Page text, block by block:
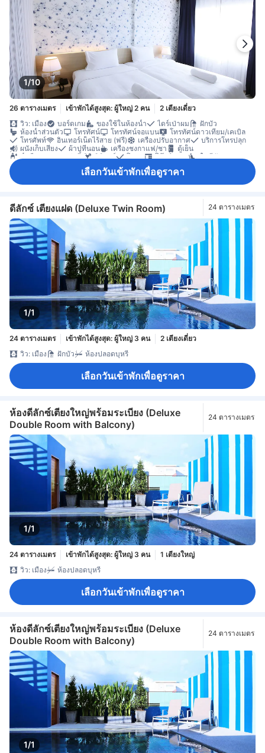
1/10
26 ตารางเมตร เข้าพักได้สูงสุด: ผู้ใหญ่ 2 คน
2 เตียงเดี่ยว
วิว: เมือง
บอร์ดเกม ของใช้ในห้องน้ำ ไดร์เป่าผม
ฝักบัว
ห้องน้ำส่วนตัว
โทรทัศน์ โทรทัศน์จอแบน
โทรทัศน์ดาวเทียม/เคเบิล
โทรศัพท์
อินเทอร์เน็ตไร้สาย (ฟรี) เครื่องปรับอากาศ
บริการโทรปลุก
ผนังเก็บเสียง
ผ้าปูที่นอน เครื่องชงกาแฟ/ชา
ตู้เย็น
น้ำดื่มบรรจุขวด (ฟรี)
มินิบาร์ โซฟา โต๊ะทำงาน
พื้นที่นั่งเล่น
ห้องเชื่อมถึงกัน ตู้เสื้อผ้า
ตู้เซฟในห้องพัก
ตู้นิรภัยสำหรับเก็บแล็ปท็อป
ห้องปลอดบุหรี่
เลือกวันเข้าพักเพื่อดูราคา
ดีลักซ์ เตียงแฝด (Deluxe Twin Room) 24 ตารางเมตร
1/1
24 ตารางเมตร เข้าพักได้สูงสุด: ผู้ใหญ่ 3 คน
2 เตียงเดี่ยว
วิว: เมือง
ฝักบัว ห้องปลอดบุหรี่
เลือกวันเข้าพักเพื่อดูราคา
ห้องดีลักซ์เตียงใหญ่พร้อมระเบียง (Deluxe
Double Room with Balcony)
24 ตารางเมตร
1/1
24 ตารางเมตร เข้าพักได้สูงสุด: ผู้ใหญ่ 3 คน
1 เตียงใหญ่
วิว: เมือง
ห้องปลอดบุหรี่
เลือกวันเข้าพักเพื่อดูราคา
ห้องดีลักซ์เตียงใหญ่พร้อมระเบียง (Deluxe
Double Room with Balcony)
24 ตารางเมตร
1/1